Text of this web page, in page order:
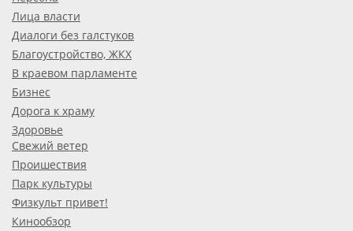
Лица власти
Диалоги без галстуков
Благоустройство, ЖКХ
В краевом парламенте
Бизнес
Дорога к храму
Здоровье
Свежий ветер
Проишествия
Парк культуры
Физкульт привет!
Кинообзор